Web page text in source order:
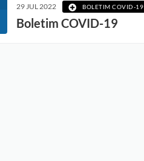
29 JUL 2022 BOLETIM COVID-19
Boletim COVID-19